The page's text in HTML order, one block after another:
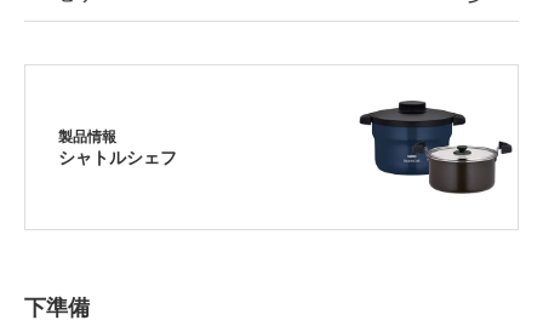
製品情報
シャトルシェフ
下準備